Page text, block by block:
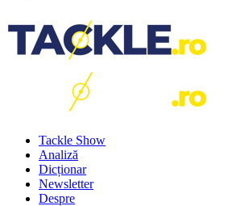
Tackle Show
Analiză
Dicționar
Newsletter
Despre